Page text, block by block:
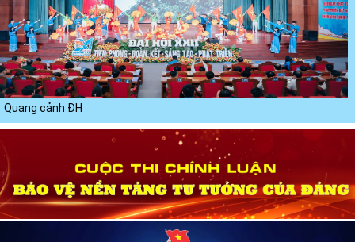
Quang cảnh ĐH